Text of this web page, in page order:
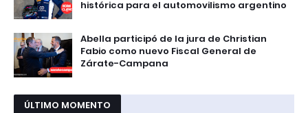
histórica para el automovilismo argentino
Abella participó de la jura de Christian
Fabio como nuevo Fiscal General de
Zárate-Campana
ÚLTIMO MOMENTO